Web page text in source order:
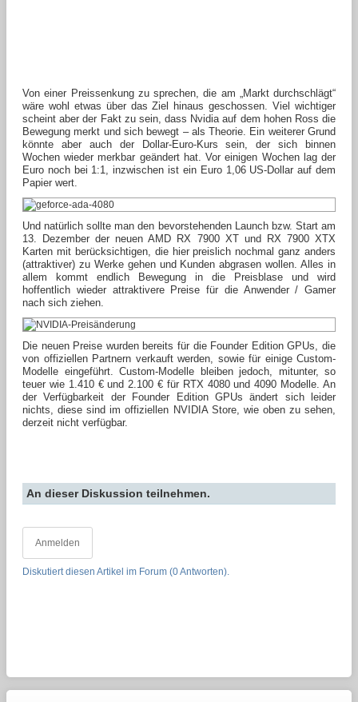
Von einer Preissenkung zu sprechen, die am „Markt durchschlägt“
wäre wohl etwas über das Ziel hinaus geschossen. Viel wichtiger
scheint aber der Fakt zu sein, dass Nvidia auf dem hohen Ross die
Bewegung merkt und sich bewegt – als Theorie. Ein weiterer Grund
könnte aber auch der Dollar-Euro-Kurs sein, der sich binnen
Wochen wieder merkbar geändert hat. Vor einigen Wochen lag der
Euro noch bei 1:1, inzwischen ist ein Euro 1,06 US-Dollar auf dem
Papier wert.
Und natürlich sollte man den bevorstehenden Launch bzw. Start am
13. Dezember der neuen AMD RX 7900 XT und RX 7900 XTX
Karten mit berücksichtigen, die hier preislich nochmal ganz anders
(attraktiver) zu Werke gehen und Kunden abgrasen wollen. Alles in
allem kommt endlich Bewegung in die Preisblase und wird
hoffentlich wieder attraktivere Preise für die Anwender / Gamer
nach sich ziehen.
Die neuen Preise wurden bereits für die Founder Edition GPUs, die
von offiziellen Partnern verkauft werden, sowie für einige Custom-
Modelle eingeführt. Custom-Modelle bleiben jedoch, mitunter, so
teuer wie 1.410 € und 2.100 € für RTX 4080 und 4090 Modelle. An
der Verfügbarkeit der Founder Edition GPUs ändert sich leider
nichts, diese sind im offiziellen NVIDIA Store, wie oben zu sehen,
derzeit nicht verfügbar.
An dieser Diskussion teilnehmen.
Anmelden
Diskutiert diesen Artikel im Forum (0 Antworten).